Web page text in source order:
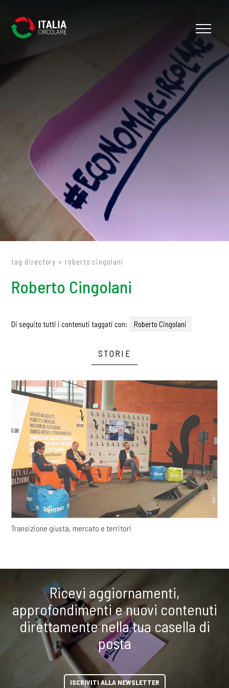
tag directory > roberto cingolani
Roberto Cingolani
Di seguito tutti i contenuti taggati con: Roberto Cingolani
STORIE
Transizione giusta, mercato e territori
Ricevi aggiornamenti,
approfondimenti e nuovi contenuti
direttamente nella tua casella di
posta
ISCRIVITI ALLA NEWSLETTER